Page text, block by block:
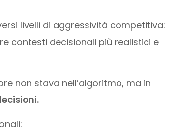
livelli di aggressività competitiva:
contesti decisionali più realistici e
non stava nell’algoritmo, ma in